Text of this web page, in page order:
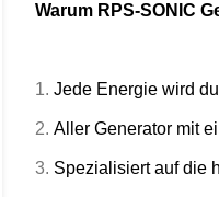
Warum RPS-SONIC
1. Jede Energie wird
2. Aller Generator mit
3. Spezialisiert auf die